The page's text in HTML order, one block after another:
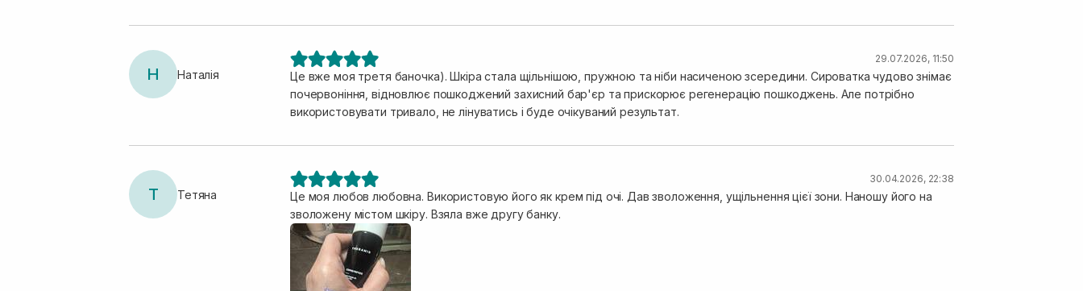
Н Наталія
29.07.2026, 11:50
Це вже моя третя баночка). Шкіра стала щільнішою, пружною та ніби насиченою зсередини. Сироватка чудово знімає
почервоніння, відновлює пошкоджений захисний бар'єр та прискорює регенерацію пошкоджень. Але потрібно
використовувати тривало, не лінуватись і буде очікуваний результат.
Т Тетяна
30.04.2026, 22:38
Це моя любов любовна. Використовую його як крем під очі. Дав зволоження, ущільнення цієї зони. Наношу його на
зволожену містом шкіру. Взяла вже другу банку.